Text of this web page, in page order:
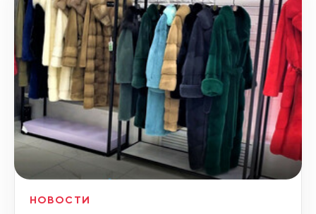
НОВОСТИ